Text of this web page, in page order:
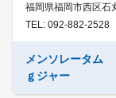
福岡県福岡市西区石
TEL: 092-882-2528
メンソレータム
ｇジャー